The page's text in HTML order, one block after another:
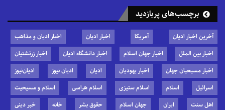
برچسب‌های پربازدید
آخرین اخبار ادیان آمریکا اخبار ادیان
اخبار ادیان و مذاهب
اخبار بین الملل
اخبار جهان اسلام اخبار دانشگاه ادیان
اخبار زرتشتیان
اخبار مسیحیان جهان
اخبار یهودیان ادیان ادیان نیوز
ادیان‌نیوز
اسرائیل
اسلام اسلام ستیزی اسلام هراسی
اسلام و مسیحیت
اهل سنت
ایران جهان اسلام حقوق بشر خانه
خبر دینی